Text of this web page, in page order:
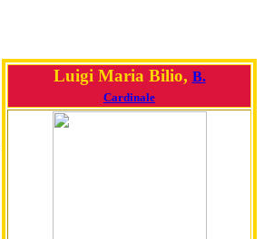
Luigi Maria Bilio, B.
Cardinale